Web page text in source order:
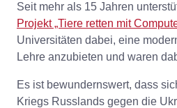
Seit mehr als 15 Jahren
Projekt „Tiere retten mit
Universitäten dabei, eine
Lehre anzubieten und waren
Es ist bewundernswert, dass
Kriegs Russlands gegen die